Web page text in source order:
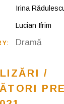
Irina
Lucian Ifrim
Dramă
/